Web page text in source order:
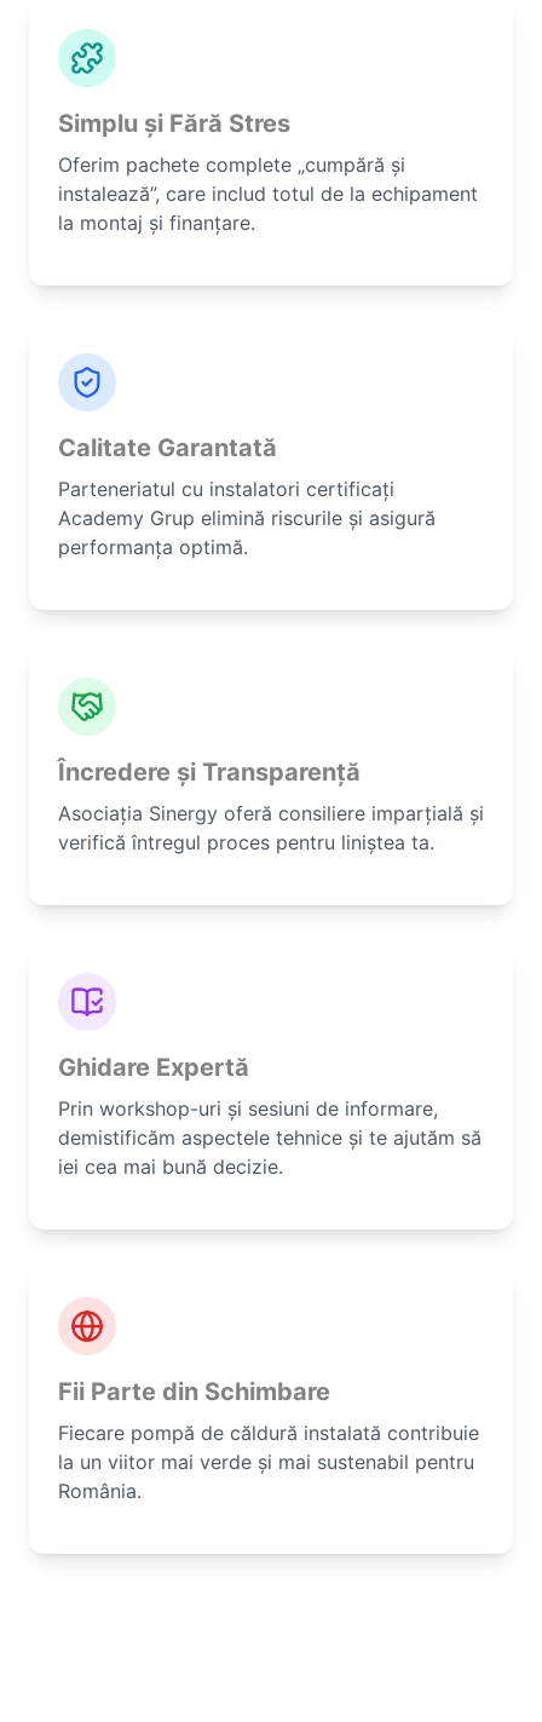
Simplu și Fără Stres
Oferim pachete complete „cumpără și
instalează”, care includ totul de la echipament
la montaj și finanțare.
Calitate Garantată
Parteneriatul cu instalatori certificați
Academy Grup elimină riscurile și asigură
performanța optimă.
Încredere și Transparență
Asociația Sinergy oferă consiliere imparțială și
verifică întregul proces pentru liniștea ta.
Ghidare Expertă
Prin workshop-uri și sesiuni de informare,
demistificăm aspectele tehnice și te ajutăm să
iei cea mai bună decizie.
Fii Parte din Schimbare
Fiecare pompă de căldură instalată contribuie
la un viitor mai verde și mai sustenabil pentru
România.